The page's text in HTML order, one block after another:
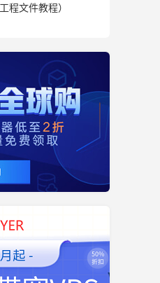
程文件教程）